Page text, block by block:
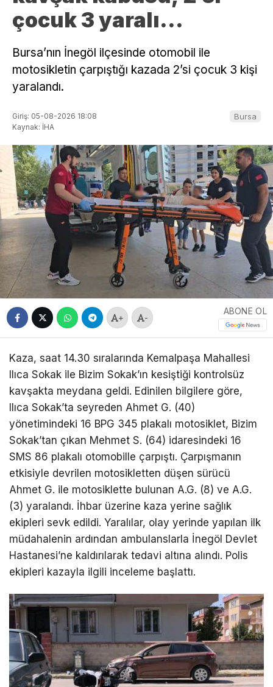
çocuk 3 yaralı…
Bursa’nın İnegöl ilçesinde otomobil ile
motosikletin çarpıştığı kazada 2’si çocuk 3 kişi
yaralandı.
Giriş: 05-08-2026 18:08
Kaynak: İHA
Bursa
+ -
ABONE OL
Kaza, saat 14.30 sıralarında Kemalpaşa Mahallesi
Ilıca Sokak ile Bizim Sokak’ın kesiştiği kontrolsüz
kavşakta meydana geldi. Edinilen bilgilere göre,
Ilıca Sokak’ta seyreden Ahmet G. (40)
yönetimindeki 16 BPG 345 plakalı motosiklet, Bizim
Sokak’tan çıkan Mehmet S. (64) idaresindeki 16
SMS 86 plakalı otomobille çarpıştı. Çarpışmanın
etkisiyle devrilen motosikletten düşen sürücü
Ahmet G. ile motosiklette bulunan A.G. (8) ve A.G.
(3) yaralandı. İhbar üzerine kaza yerine sağlık
ekipleri sevk edildi. Yaralılar, olay yerinde yapılan ilk
müdahalenin ardından ambulanslarla İnegöl Devlet
Hastanesi’ne kaldırılarak tedavi altına alındı. Polis
ekipleri kazayla ilgili inceleme başlattı.